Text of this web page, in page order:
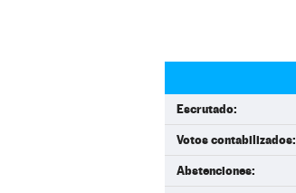
Escrutado:
Votos contabilizados:
Abstenciones: